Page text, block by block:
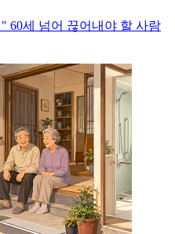
60세 넘어 끊어내야 할 사람